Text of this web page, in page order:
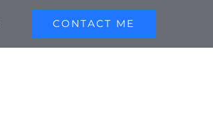
CONTACT ME